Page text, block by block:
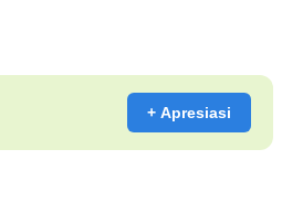
+ Apresiasi